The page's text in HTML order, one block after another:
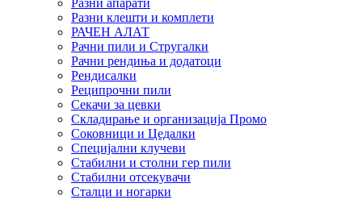
Разни клешти и комплети
РАЧЕН АЛАТ
Рачни пили и Стругалки
Рачни рендиња и додатоци
Рендисалки
Реципрочни пили
Секачи за цевки
Складирање и организација Промо
Соковници и Цедалки
Специјални клучеви
Стабилни и столни гер пили
Стабилни отсекувачи
Сталци и ногарки